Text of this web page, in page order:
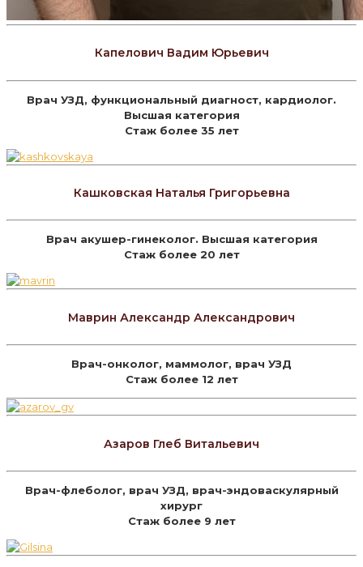
Капелович Вадим Юрьевич
Врач УЗД, функциональный диагност, кардиолог.
Высшая категория
Стаж более 35 лет
Кашковская Наталья Григорьевна
Врач акушер-гинеколог. Высшая категория
Стаж более 20 лет
Маврин Александр Александрович
Врач-онколог, маммолог, врач УЗД
Стаж более 12 лет
Азаров Глеб Витальевич
Врач-флеболог, врач УЗД, врач-эндоваскулярный
хирург
Стаж более 9 лет